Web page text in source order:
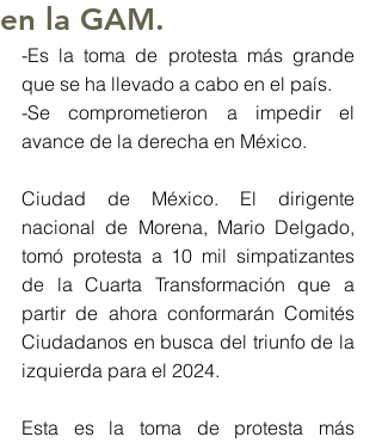
en la GAM.
-Es la toma de protesta más grande
que se ha llevado a cabo en el país.
-Se comprometieron a impedir el
avance de la derecha en México.
Ciudad de México. El dirigente
nacional de Morena, Mario Delgado,
tomó protesta a 10 mil simpatizantes
de la Cuarta Transformación que a
partir de ahora conformarán Comités
Ciudadanos en busca del triunfo de la
izquierda para el 2024.
Esta es la toma de protesta más